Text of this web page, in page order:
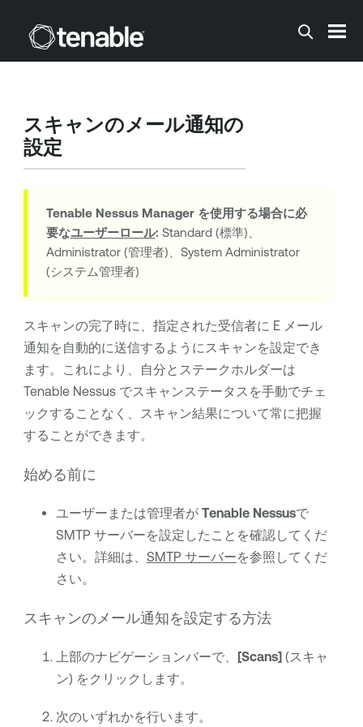
メインコンテンツに移動する
スキャンのメール通知の
設定
Tenable Nessus Managerを使用する場合に必
要なユーザーロール: Standard (標準)、
Administrator (管理者)、System Administrator
(システム管理者)
スキャンの完了時に、指定された受信者に E メール
通知を自動的に送信するようにスキャンを設定でき
ます。これにより、自分とステークホルダーは
Tenable Nessusでスキャンステータスを手動でチェ
ックすることなく、スキャン結果について常に把握
することができます。
始める前に
ユーザーまたは管理者が Tenable Nessusで
SMTP サーバーを設定したことを確認してくだ
さい。詳細は、 SMTP サーバーを参照してくだ
さい。
スキャンのメール通知を設定する方法
上部のナビゲーションバーで、 [Scans] (スキャ
ン) をクリックします。
次のいずれかを行います。